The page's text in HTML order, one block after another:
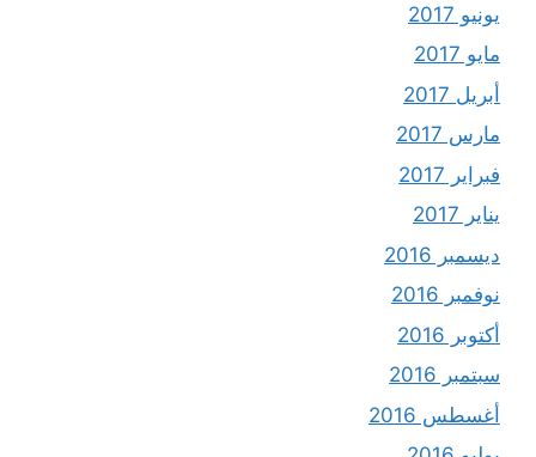
يونيو 2017
مايو 2017
أبريل 2017
مارس 2017
فبراير 2017
يناير 2017
ديسمبر 2016
نوفمبر 2016
أكتوبر 2016
سبتمبر 2016
أغسطس 2016